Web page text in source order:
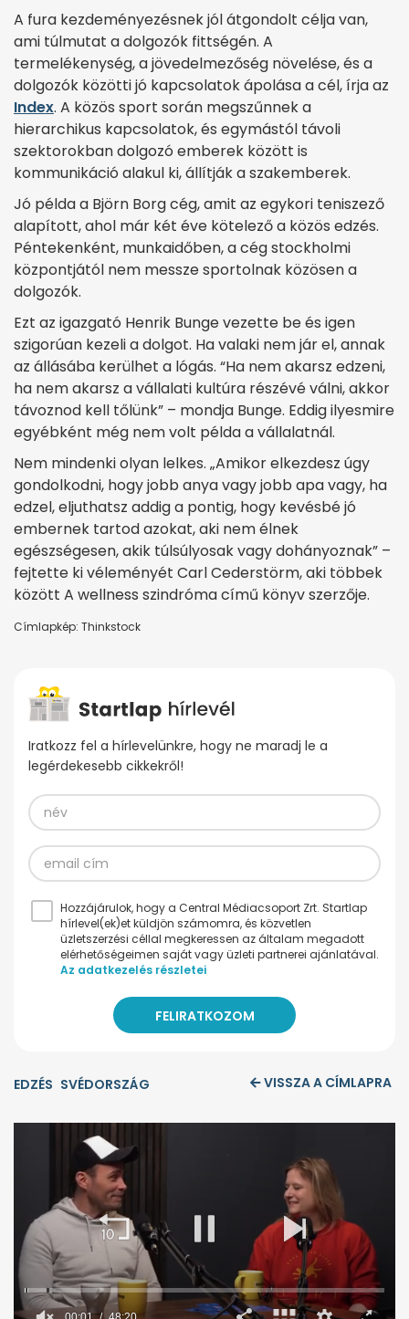
A fura kezdeményezésnek jól átgondolt célja van,
ami túlmutat a dolgozók fittségén. A
termelékenység, a jövedelmezőség növelése, és a
dolgozók közötti jó kapcsolatok ápolása a cél, írja az
Index. A közös sport során megszűnnek a
hierarchikus kapcsolatok, és egymástól távoli
szektorokban dolgozó emberek között is
kommunikáció alakul ki, állítják a szakemberek.
Jó példa a Björn Borg cég, amit az egykori teniszező
alapított, ahol már két éve kötelező a közös edzés.
Péntekenként, munkaidőben, a cég stockholmi
központjától nem messze sportolnak közösen a
dolgozók.
Ezt az igazgató Henrik Bunge vezette be és igen
szigorúan kezeli a dolgot. Ha valaki nem jár el, annak
az állásába kerülhet a lógás. “Ha nem akarsz edzeni,
ha nem akarsz a vállalati kultúra részévé válni, akkor
távoznod kell tőlünk” – mondja Bunge. Eddig ilyesmire
egyébként még nem volt példa a vállalatnál.
Nem mindenki olyan lelkes. „Amikor elkezdesz úgy
gondolkodni, hogy jobb anya vagy jobb apa vagy, ha
edzel, eljuthatsz addig a pontig, hogy kevésbé jó
embernek tartod azokat, aki nem élnek
egészségesen, akik túlsúlyosak vagy dohányoznak” –
fejtette ki véleményét Carl Cederstörm, aki többek
között A wellness szindróma című könyv szerzője.
Címlapkép: Thinkstock
Iratkozz fel a hírlevelünkre, hogy ne maradj le a
legérdekesebb cikkekről!
Hozzájárulok, hogy a Central Médiacsoport Zrt. Startlap
hírlevel(ek)et küldjön számomra, és közvetlen
üzletszerzési céllal megkeressen az általam megadott
elérhetőségeimen saját vagy üzleti partnerei ajánlatával.
Az adatkezelés részletei
EDZÉS SVÉDORSZÁG VISSZA A CÍMLAPRA